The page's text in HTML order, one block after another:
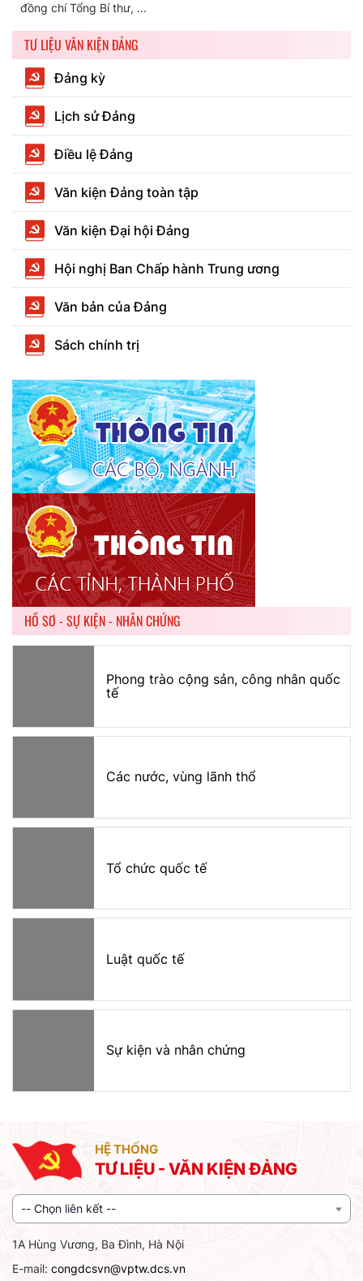
đồng chí Tổng Bí thư, ...
TƯ LIỆU VĂN KIỆN ĐẢNG
Đảng kỳ
Lịch sử Đảng
Điều lệ Đảng
Văn kiện Đảng toàn tập
Văn kiện Đại hội Đảng
Hội nghị Ban Chấp hành Trung ương
Văn bản của Đảng
Sách chính trị
HỒ SƠ - SỰ KIỆN - NHÂN CHỨNG
Phong trào cộng sản, công nhân quốc
tế
Các nước, vùng lãnh thổ
Tổ chức quốc tế
Luật quốc tế
Sự kiện và nhân chứng
HỆ THỐNG
TƯ LIỆU - VĂN KIỆN ĐẢNG
-- Chọn liên kết --
1A Hùng Vương, Ba Đình, Hà Nội
E-mail: congdcsvn@vptw.dcs.vn